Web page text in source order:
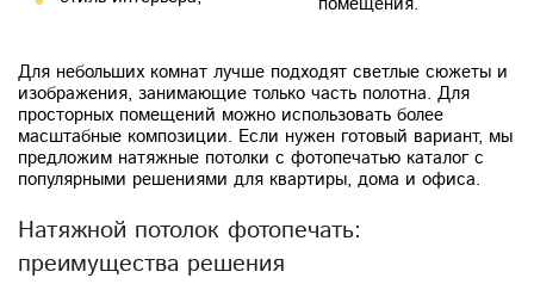
Для небольших комнат лучше подходят светлые сюжеты и
изображения, занимающие только часть полотна. Для
просторных помещений можно использовать более
масштабные композиции. Если нужен готовый вариант, мы
предложим натяжные потолки с фотопечатью каталог с
популярными решениями для квартиры, дома и офиса.
Натяжной потолок фотопечать:
преимущества решения